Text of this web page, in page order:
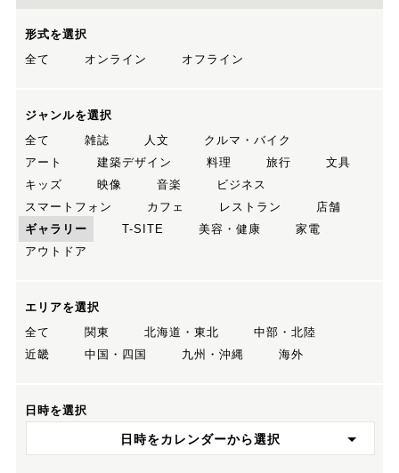
形式を選択
全て
オンライン オフライン
ジャンルを選択
全て
雑誌 人文
クルマ・バイク
アート
建築デザイン 料理 旅行
文具
キッズ
映像 音楽
ビジネス
スマートフォン
カフェ レストラン
店舗
ギャラリー
T-SITE 美容・健康
家電
アウトドア
エリアを選択
全て
関東 北海道・東北
中部・北陸
近畿
中国・四国 九州・沖縄 海外
日時を選択
日時をカレンダーから選択